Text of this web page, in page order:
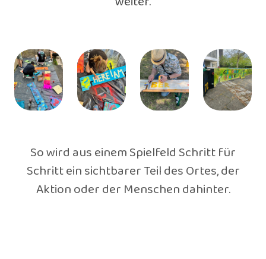
So wird aus einem Spielfeld Schritt für
Schritt ein sichtbarer Teil des Ortes, der
Aktion oder der Menschen dahinter.